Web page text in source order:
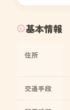
基本情報
住所
交通手段